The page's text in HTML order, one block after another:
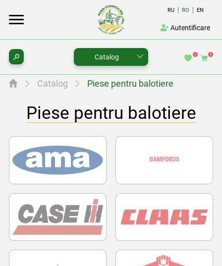
Autentificare
RU RO EN
Catalog 0 0
Catalog Piese pentru balotiere
Piese pentru balotiere